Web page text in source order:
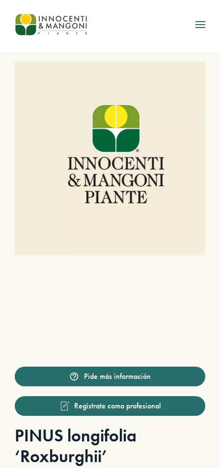
Skip to main content
Pide más información
Regístrate como profesional
PINUS longifolia
‘Roxburghii’